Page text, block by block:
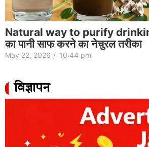
Natural way to purify
का पानी साफ करने का नेचुरल तरीका
May 22, 2026 / 10:44 pm
विज्ञापन